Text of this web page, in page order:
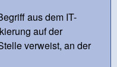
aus dem IT-
auf der
verweist, an der